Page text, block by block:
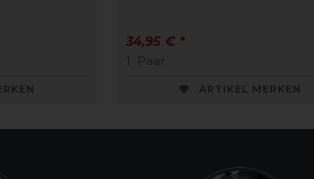
34,95 € *
1
Paar
ARTIKEL MERKEN